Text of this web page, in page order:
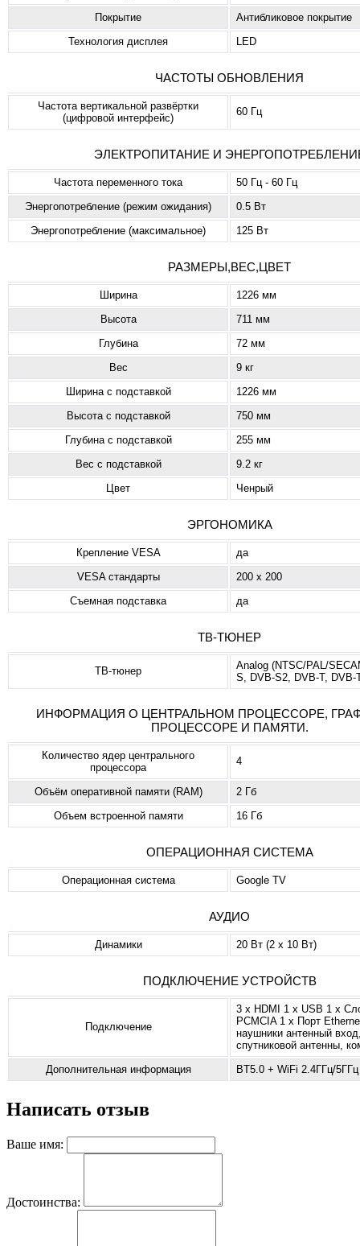
Покрытие
Антибликовое покрытие
Технология дисплея
LED
ЧАСТОТЫ ОБНОВЛЕНИЯ
Частота вертикальной развёртки
(цифровой интерфейс)
60 Гц
ЭЛЕКТРОПИТАНИЕ И
Частота переменного тока
50 Гц - 60 Гц
Энергопотребление (режим ожидания)
0.5 Вт
Энергопотребление (максимальное)
125 Вт
РАЗМЕРЫ,ВЕС,ЦВЕТ
Ширина
1226 мм
Высота
711 мм
Глубина
72 мм
Вес
9 кг
Ширина с подставкой
1226 мм
Высота с подставкой
750 мм
Глубина с подставкой
255 мм
Вес с подставкой
9.2 кг
Цвет
Ченрый
ЭРГОНОМИКА
Крепление VESA
да
VESA стандарты
200 x 200
Съемная подставка
да
ТВ-ТЮНЕР
ТВ-тюнер
Analog (NTSC/PAL/
S, DVB-S2, DVB-T, DVB-
ИНФОРМАЦИЯ О ЦЕНТРАЛЬНОМ ПРОЦЕССОРЕ,
ПРОЦЕССОРЕ И ПАМЯТИ.
Количество ядер центрального
процессора
4
Объём оперативной памяти (RAM)
2 Гб
Объем встроенной памяти
16 Гб
ОПЕРАЦИОННАЯ СИСТЕМА
Операционная система Google TV
АУДИО
Динамики 20 Вт (2 x 10 Вт)
ПОДКЛЮЧЕНИЕ УСТРОЙСТВ
Подключение
3 х HDMI 1 x USB 1 х
PCMCIA 1 х Порт
наушники антенный
спутниковой антенны,
Дополнительная информация
BT5.0 + WiFi 2.4ГГц/5ГГц
Написать отзыв
Ваше имя:
Достоинства: